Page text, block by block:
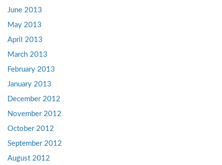
June 2013
May 2013
April 2013
March 2013
February 2013
January 2013
December 2012
November 2012
October 2012
September 2012
August 2012